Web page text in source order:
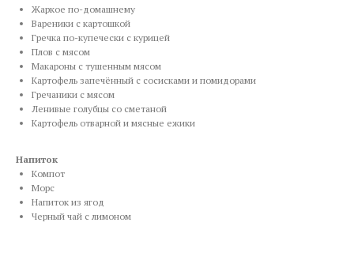
Жаркое по-домашнему
Вареники с картошкой
Гречка по-купечески с курицей
Плов с мясом
Макароны с тушенным мясом
Картофель запечённый с сосисками и помидорами
Гречаники с мясом
Ленивые голубцы со сметаной
Картофель отварной и мясные ежики
Напиток
Компот
Морс
Напиток из ягод
Черный чай с лимоном